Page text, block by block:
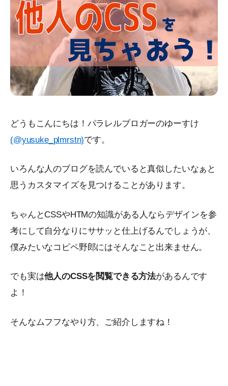
どうもこんにちは！パラレルブロガーのゆーすけ
(@yusuke_plmrstn)です。
いろんな人のブログを読んでいると真似したいなぁと
思うカスタマイズを見つけることがあります。
ちゃんとCSSやHTMの知識がある人ならデザインを参
考にして自分なりにササッと仕上げるんでしょうが、
僕みたいなコピペ野郎にはそんなこと出来ません。
でも実は他人のCSSを閲覧できる方法があるんです
よ！
そんなムフフなやり方、ご紹介しますね！